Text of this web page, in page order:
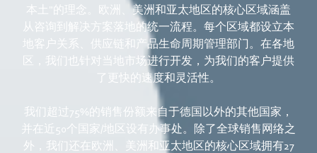
本土"的理念。欧洲、美洲和亚太地区的核心区域涵盖
从咨询到解决方案落地的统一流程。每个区域都设立本
地客户关系、供应链和产品生命周期管理部门。在各地
区，我们也针对当地市场进行开发，为我们的客户提供
了更快的速度和灵活性。
我们超过75%的销售份额来自于德国以外的其他国家，
并在近50个国家/地区设有办事处。除了全球销售网络之
外，我们还在欧洲、美洲和亚太地区的核心区域拥有27